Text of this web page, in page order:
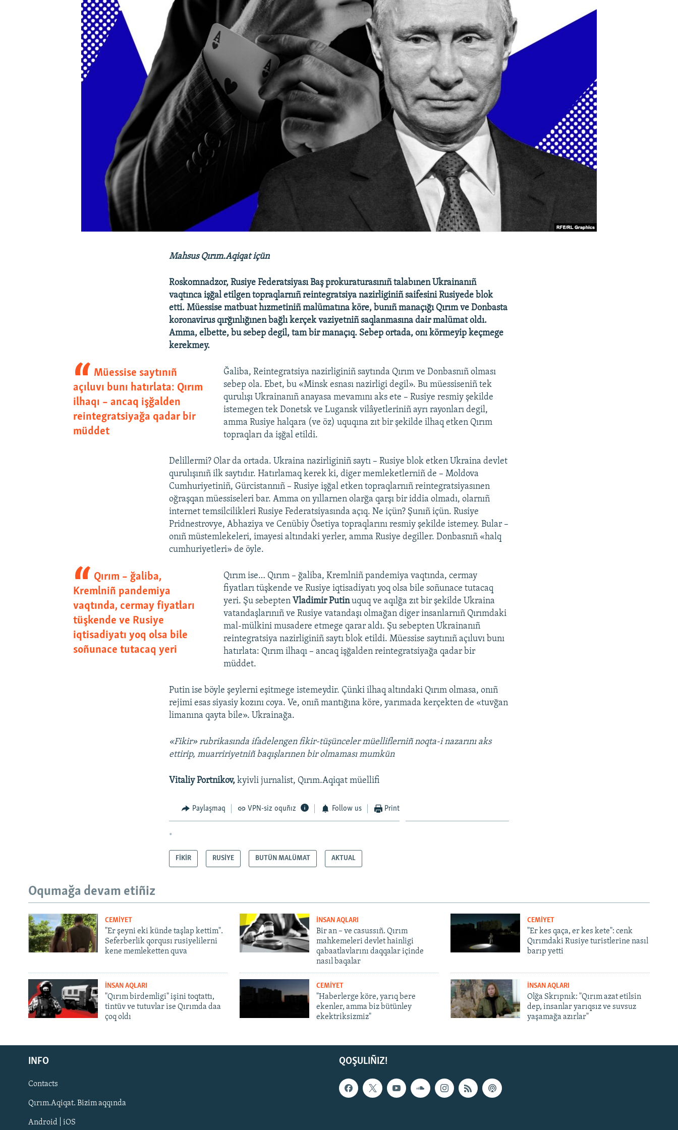
Русский
Українською
QOŞULIÑIZ!
Mahsus Qırım.Aqiqat içün
Roskomnadzor, Rusiye Federatsiyası Baş prokuraturasınıñ talabınen Ukrainanıñ
vaqtınca işğal etilgen topraqlarnıñ reintegratsiya nazirliginiñ saifesini Rusiyede blok
etti. Müessise matbuat hızmetiniñ malümatına köre, bunıñ manaçığı Qırım ve Donbasta
koronavirus qırğınlığınen bağlı kerçek vaziyetniñ saqlanmasına dair malümat oldı.
Amma, elbette, bu sebep degil, tam bir manaçıq. Sebep ortada, onı körmeyip keçmege
kerekmey.
Müessise saytınıñ
açıluvı bunı hatırlata: Qırım
ilhaqı – ancaq işğalden
reintegratsiyağa qadar bir
müddet
Ğaliba, Reintegratsiya nazirliginiñ saytında Qırım ve Donbasnıñ olması
sebep ola. Ebet, bu «Minsk esnası nazirligi degil». Bu müessiseniñ tek
qurulışı Ukrainanıñ anayasa mevamını aks ete – Rusiye resmiy şekilde
istemegen tek Donetsk ve Lugansk vilâyetleriniñ ayrı rayonları degil,
amma Rusiye halqara (ve öz) uquqına zıt bir şekilde ilhaq etken Qırım
topraqları da işğal etildi.
Delillermi? Olar da ortada. Ukraina nazirliginiñ saytı – Rusiye blok etken Ukraina devlet
qurulışınıñ ilk saytıdır. Hatırlamaq kerek ki, diger memleketlerniñ de – Moldova
Cumhuriyetiniñ, Gürcistannıñ – Rusiye işğal etken topraqlarnıñ reintegratsiyasınen
oğraşqan müessiseleri bar. Amma on yıllarnen olarğa qarşı bir iddia olmadı, olarnıñ
internet temsilcilikleri Rusiye Federatsiyasında açıq. Ne içün? Şunıñ içün. Rusiye
Pridnestrovye, Abhaziya ve Cenübiy Ösetiya topraqlarını resmiy şekilde istemey. Bular –
onıñ müstemlekeleri, imayesi altındaki yerler, amma Rusiye degiller. Donbasnıñ «halq
cumhuriyetleri» de öyle.
Qırım – ğaliba,
Kremlniñ pandemiya
vaqtında, cermay fiyatları
tüşkende ve Rusiye
iqtisadiyatı yoq olsa bile
soñunace tutacaq yeri
Qırım ise… Qırım – ğaliba, Kremlniñ pandemiya vaqtında, cermay
fiyatları tüşkende ve Rusiye iqtisadiyatı yoq olsa bile soñunace tutacaq
yeri. Şu sebepten Vladimir Putinuquq ve aqılğa zıt bir şekilde Ukraina
vatandaşlarınıñ ve Rusiye vatandaşı olmağan diger insanlarnıñ Qırımdaki
mal-mülkini musadere etmege qarar aldı. Şu sebepten Ukrainanıñ
reintegratsiya nazirliginiñ saytı blok etildi. Müessise saytınıñ açıluvı bunı
hatırlata: Qırım ilhaqı – ancaq işğalden reintegratsiyağa qadar bir
müddet.
Putin ise böyle şeylerni eşitmege istemeydir. Çünki ilhaq altındaki Qırım olmasa, onıñ
rejimi esas siyasiy kozını coya. Ve, onıñ mantığına köre, yarımada kerçekten de «tuvğan
limanına qayta bile». Ukrainağa.
«Fikir» rubrikasında ifadelengen fikir-tüşünceler müelliflerniñ noqta-i nazarını aks
ettirip, muarririyetniñ baqışlarınen bir olmaması mumkün
Vitaliy Portnikov,kyivli jurnalist, Qırım.Aqiqat müellifi
Paylaşmaq VPN-siz oquñız Follow us Print
*
FİKİR RUSİYE BUTÜN MALÜMAT AKTUAL
Oqumağa devam etiñiz
CEMİYET
"Er şeyni eki künde taşlap kettim".
Seferberlik qorqusı rusiyelilerni
kene memleketten quva
İNSAN AQLARI
Bir an – ve casussıñ. Qırım
mahkemeleri devlet hainligi
qabaatlavlarını daqqalar içinde
nasıl baqalar
CEMİYET
"Er kes qaça, er kes kete": cenk
Qırımdaki Rusiye turistlerine nasıl
barıp yetti
İNSAN AQLARI
"Qırım birdemligi" işini toqtattı,
tintüv ve tutuvlar ise Qırımda daa
çoq oldı
CEMİYET
"Haberlerge köre, yarıq bere
ekenler, amma biz bütünley
ekektriksizmiz"
İNSAN AQLARI
Olğa Skrıpnık: "Qırım azat etilsin
dep, insanlar yarıqsız ve suvsuz
yaşamağa azırlar"
QOŞULIÑIZ!
INFO
Contacts
Qırım.Aqiqat. Bizim aqqında
Android | iOS